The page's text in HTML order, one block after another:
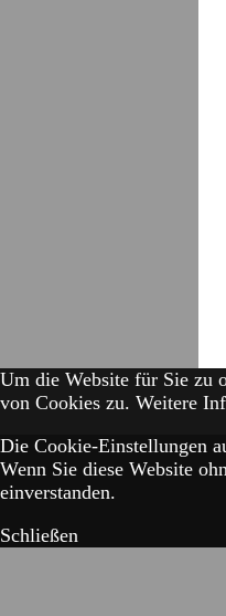
Um die Website für Sie zu
von Cookies zu. Weitere
Die Cookie-Einstellungen
Wenn Sie diese Website
einverstanden.
Schließen